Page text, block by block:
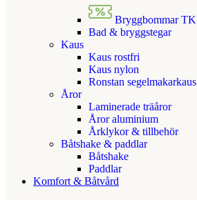
Bryggbommar TK
Bad & bryggstegar
Kaus
Kaus rostfri
Kaus nylon
Ronstan segelmakarkaus
Åror
Laminerade träåror
Åror aluminium
Årklykor & tillbehör
Båtshake & paddlar
Båtshake
Paddlar
Komfort & Båtvård